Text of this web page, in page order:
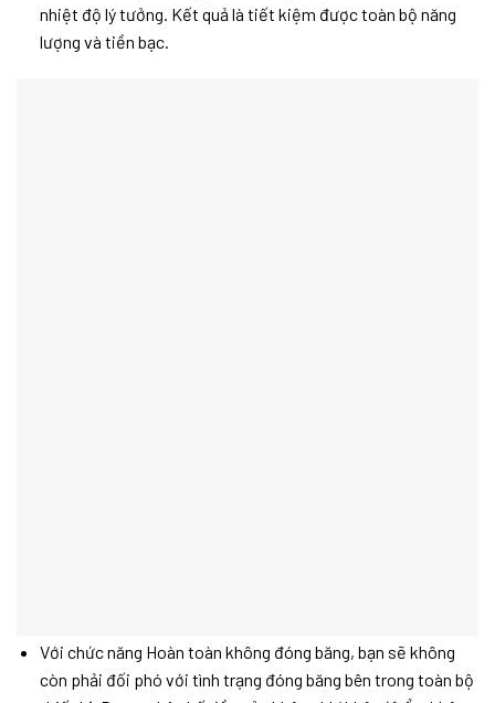
nhiệt độ lý tưởng. Kết quả là tiết kiệm được toàn bộ năng
lượng và tiền bạc.
Với chức năng Hoàn toàn không đóng băng, bạn sẽ không
còn phải đối phó với tình trạng đóng băng bên trong toàn bộ